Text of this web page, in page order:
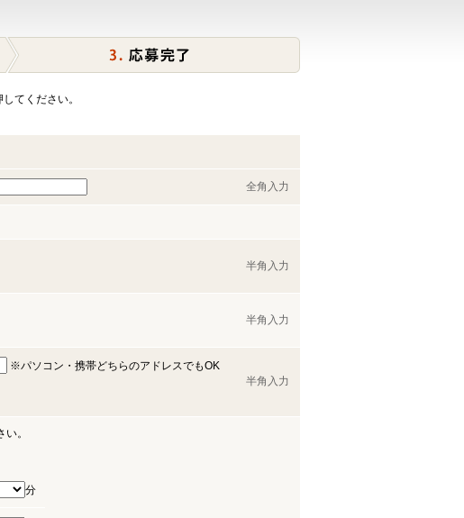
てください。
全角入力
半角入力
半角入力
※パソコン・携帯どちらのアドレスでもOK
半角入力
。
分